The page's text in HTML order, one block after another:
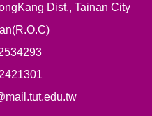
Dist., Tainan City